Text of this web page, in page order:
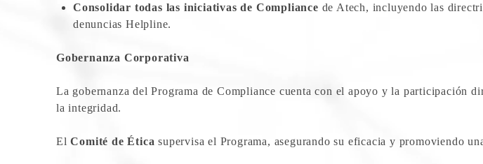
Consolidar todas las iniciativas de Compliance de Atech, incluyendo las
denuncias Helpline.
Gobernanza Corporativa
La gobernanza del Programa de Compliance cuenta con el apoyo y la participación
la integridad.
ElComité de Ética supervisa el Programa, asegurando su eficacia y promoviendo